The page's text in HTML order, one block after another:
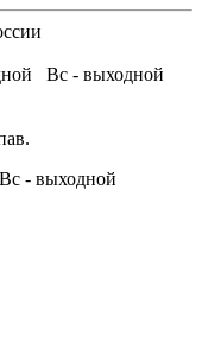
Вс - выходной
Вс - выходной